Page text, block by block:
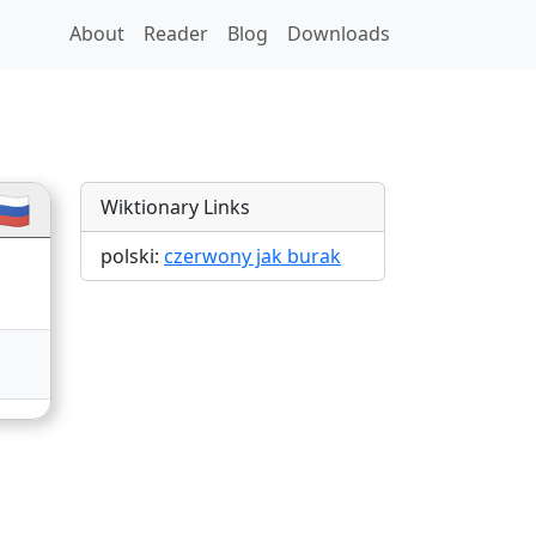
About Reader Blog Downloads
Wiktionary Links
polski: czerwony jak burak